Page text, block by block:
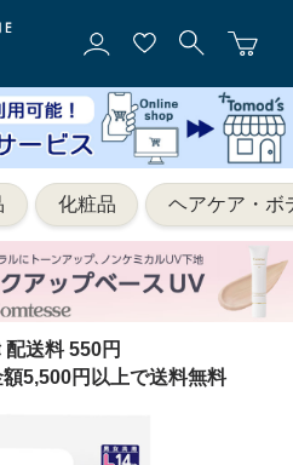
化粧品 ヘアケア・ボ
送料 550円
5,500円以上で送料無料